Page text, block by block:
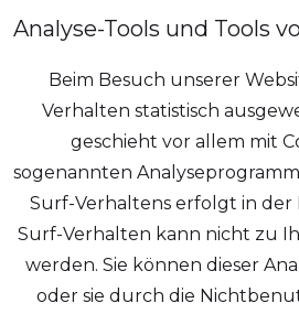
Analyse-Tools und Tools
Beim Besuch unserer
Verhalten statistisch
geschieht vor allem mit
sogenannten
Surf-Verhaltens erfolgt in der
Surf-Verhalten kann nicht zu
werden. Sie können dieser
oder sie durch die